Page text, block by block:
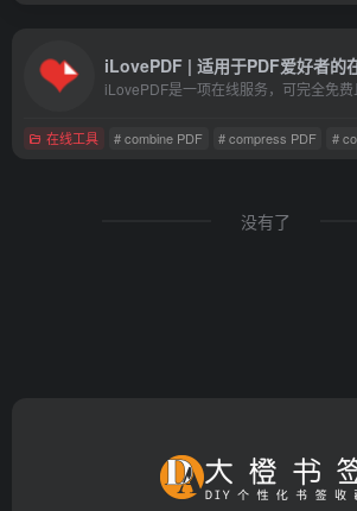
iLovePDF | 适用于PDF爱好者的
在线工具 # combine PDF # compress PDF #
没有了